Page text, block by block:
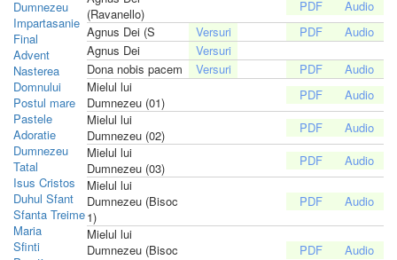
Dumnezeu
Impartasanie
Final
Advent
Nasterea
Domnului
Postul mare
Pastele
Adoratie
Dumnezeu
Tatal
Isus Cristos
Duhul Sfant
Sfanta Treime
Maria
Sfinti
(Ravanello)
Agnus Dei (S
Agnus Dei
Dona nobis pacem
Mielul lui
Dumnezeu (01)
Mielul lui
Dumnezeu (02)
Mielul lui
Dumnezeu (03)
Mielul lui
Dumnezeu (Bisoc
1)
Mielul lui
Dumnezeu (Bisoc